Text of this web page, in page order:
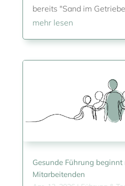
bereits "Sand im
mehr lesen
Gesunde Führung
Mitarbeitenden